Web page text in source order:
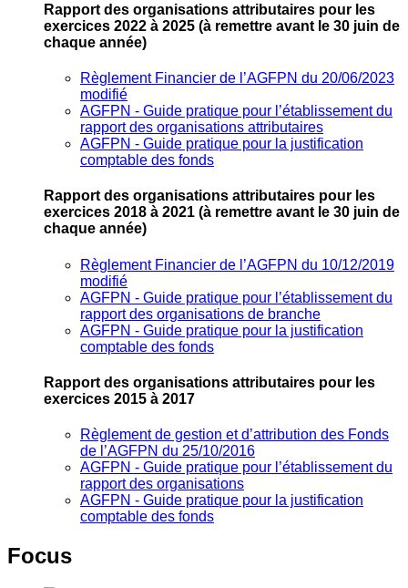
Rapport des organisations attributaires pour les
exercices 2022 à 2025 (à remettre avant le 30 juin de
chaque année)
Règlement Financier de l’AGFPN du 20/06/2023
modifié
AGFPN ‐ Guide pratique pour l’établissement du
rapport des organisations attributaires
AGFPN ‐ Guide pratique pour la justification
comptable des fonds
Rapport des organisations attributaires pour les
exercices 2018 à 2021 (à remettre avant le 30 juin de
chaque année)
Règlement Financier de l’AGFPN du 10/12/2019
modifié
AGFPN ‐ Guide pratique pour l’établissement du
rapport des organisations de branche
AGFPN ‐ Guide pratique pour la justification
comptable des fonds
Rapport des organisations attributaires pour les
exercices 2015 à 2017
Règlement de gestion et d’attribution des Fonds
de l’AGFPN du 25/10/2016
AGFPN ‐ Guide pratique pour l’établissement du
rapport des organisations
AGFPN ‐ Guide pratique pour la justification
comptable des fonds
Focus